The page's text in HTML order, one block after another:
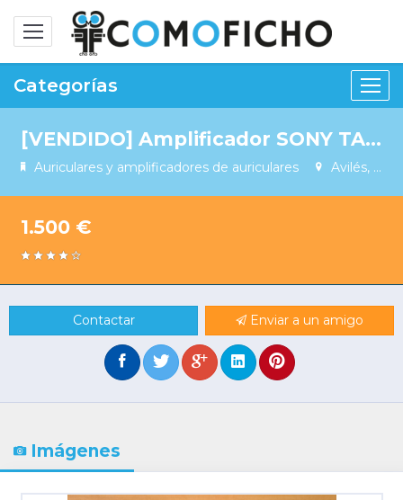
Alternar
navegación
Categorías
[VENDIDO] Amplificador SONY TA-ZH1ES
Auriculares y amplificadores de auriculares Avilés, Asturias, Spain
1.500 €
Contactar Enviar a un amigo
Imágenes